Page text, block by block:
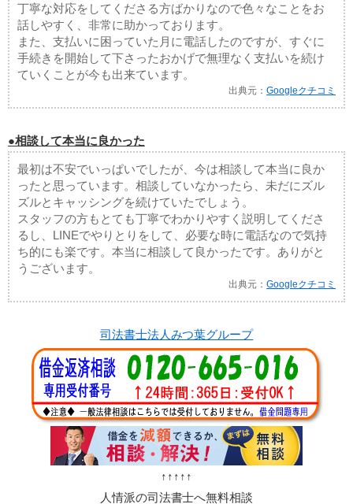
丁寧な対応をしてくださる方ばかりなので色々なことをお
話しやすく、非常に助かっております。
また、支払いに困っていた月に電話したのですが、すぐに
手続きを開始して下さったおかげで無理なく支払いを続け
ていくことが今も出来ています。
出典元：Googleクチコミ
●相談して本当に良かった
最初は不安でいっぱいでしたが、今は相談して本当に良か
ったと思っています。相談していなかったら、未だにズル
ズルとキャッシングを続けていたでしょう。
スタッフの方もとても丁寧でわかりやすく説明してくださ
るし、LINEでやりとりをして、必要な時に電話なので気持
ち的にも楽です。本当に相談して良かったです。ありがと
うございます。
出典元：Googleクチコミ
司法書士法人みつ葉グループ
↑↑↑↑↑
人情派の司法書士へ無料相談